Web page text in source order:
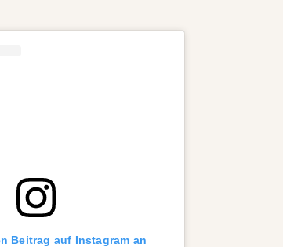
Beitrag auf Instagram an